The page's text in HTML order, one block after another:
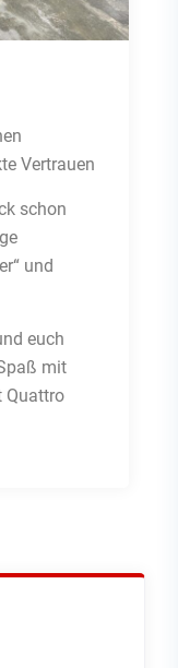
Vertrauen
schon
und
euch
mit
Quattro